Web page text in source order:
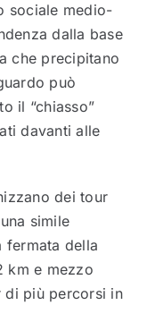
sociale medio-
dalla base
che precipitano
può
il “chiasso”
davanti alle
dei tour
simile
fermata della
km e mezzo
di più percorsi in